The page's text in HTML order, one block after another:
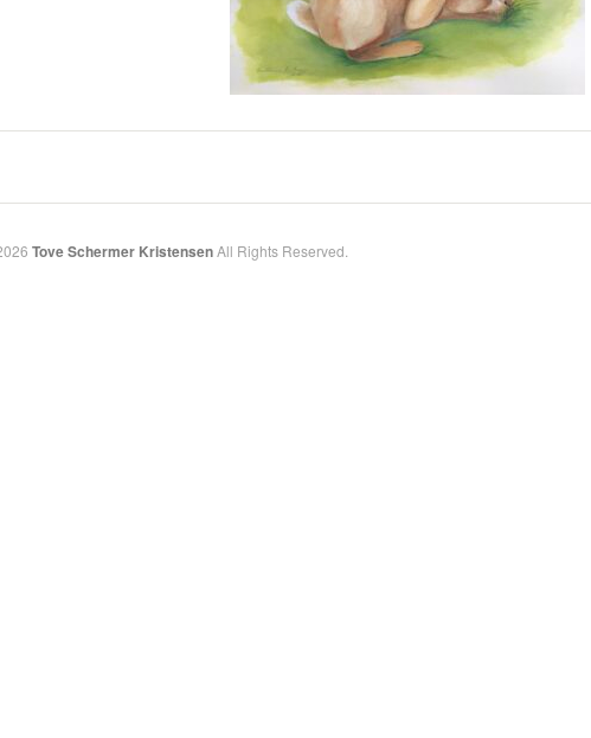
Tove Schermer KristensenAll Rights Reserved.